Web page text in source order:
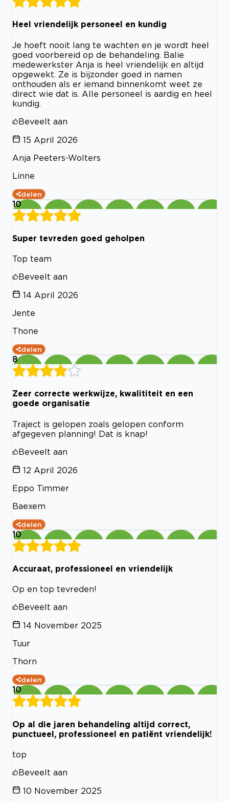
Heel vriendelijk personeel en kundig
Je hoeft nooit lang te wachten en je wordt heel
goed voorbereid op de behandeling. Balie
medewerkster Anja is heel vriendelijk en altijd
opgewekt. Ze is bijzonder goed in namen
onthouden als er iemand binnenkomt weet ze
direct wie dat is. Alle personeel is aardig en heel
kundig.
Beveelt aan
15 April 2026
Anja Peeters-Wolters
Linne
delen
10
Super tevreden goed geholpen
Top team
Beveelt aan
14 April 2026
Jente
Thone
delen
8
Zeer correcte werkwijze, kwalititeit en een
goede organisatie
Traject is gelopen zoals gelopen conform
afgegeven planning! Dat is knap!
Beveelt aan
12 April 2026
Eppo Timmer
Baexem
delen
10
Accuraat, professioneel en vriendelijk
Op en top tevreden!
Beveelt aan
14 November 2025
Tuur
Thorn
delen
10
Op al die jaren behandeling altijd correct,
punctueel, professioneel en patiënt vriendelijk!
top
Beveelt aan
10 November 2025